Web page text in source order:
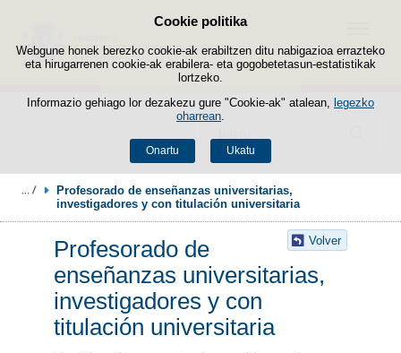
Cookie politika
Webgune honek berezko cookie-ak erabiltzen ditu nabigazioa errazteko
eta hirugarrenen cookie-ak erabilera- eta gogobetetasun-estatistikak
lortzeko.
Informazio gehiago lor dezakezu gure "Cookie-ak" atalean, legezko
oharrean
Onartu Ukatu
Edukira salto egin
Menua
Profesorado de enseñanzas universitarias,
investigadores y con titulación universitaria
Volver
Profesorado de
enseñanzas universitarias,
investigadores y con
titulación universitaria